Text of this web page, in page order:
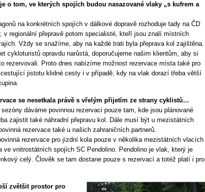
o tom, ve kterých spojích budou nasazované vlaky „s kufrem a
na konkrétních spojích v dálkové dopravě rozhoduje tady na ČD
v regionální přepravě potom specialisté, kteří jsou znalí místních
Vždy se snažíme, aby na každé trati byla přeprava kol zajištěna.
cykloturistů opravdu narůstá, doporučujeme našim klientům, aby si
rezervovali. Proto dnes nabízíme možnost rezervace místa také pro
jistotu klidné cesty i v případě, kdy na vlak dorazí třeba větší
se nesetkala právě s vřelým přijetím ze strany cyklistů…
dáváme povinnou rezervaci pouze tam, kde jsou plánované
zajistit také náhradní přepravu kol. Dále musí být u mezistátních
rezervace také u našich zahraničních partnerů.
rezervace pro jízdní kola pouze v několika mezistátních vlacích
ve vnitrostátních spojích SC Pendolino. Pendolino je vlak, který je
celý. Člověk se tam dostane pouze s rezervací a totéž platí i pro
zvětšit prostor pro